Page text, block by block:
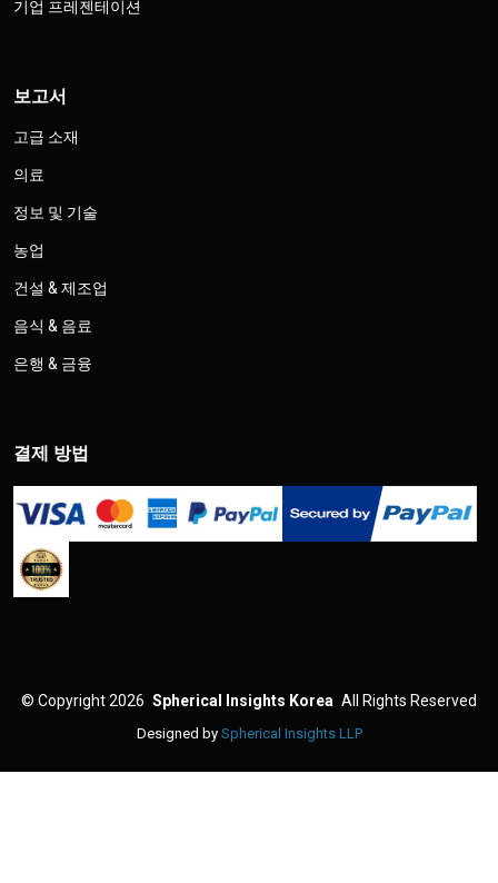
기업 프레젠테이션
보고서
고급 소재
의료
정보 및 기술
농업
건설 & 제조업
음식 & 음료
은행 & 금융
결제 방법
© Copyright 2026 Spherical Insights Korea All Rights Reserved
Designed by Spherical Insights LLP